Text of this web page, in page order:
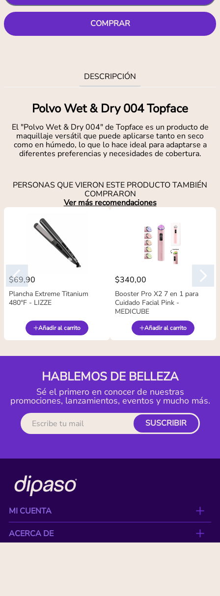
COMPRAR
DESCRIPCIÓN
Polvo Wet & Dry 004 Topface
El "Polvo Wet & Dry 004" de Topface es un producto de
maquillaje versátil que puede aplicarse tanto en seco
como en húmedo, lo que lo hace ideal para adaptarse a
diferentes preferencias y necesidades de cobertura.
PERSONAS QUE VIERON ESTE PRODUCTO TAMBIÉN
COMPRARON
Ver más recomendaciones
$69,90
Plancha Extreme Titanium
480°F - LIZZE
Añadir al carrito
$340,00
Booster Pro X2 7 en 1 para
Cuidado Facial Pink -
MEDICUBE
Añadir al carrito
HABLEMOS DE BELLEZA
Sé el primero en conocer de nuestras
promociones, lanzamientos, eventos y mucho más.
SUSCRIBIR
MI CUENTA
ACERCA DE